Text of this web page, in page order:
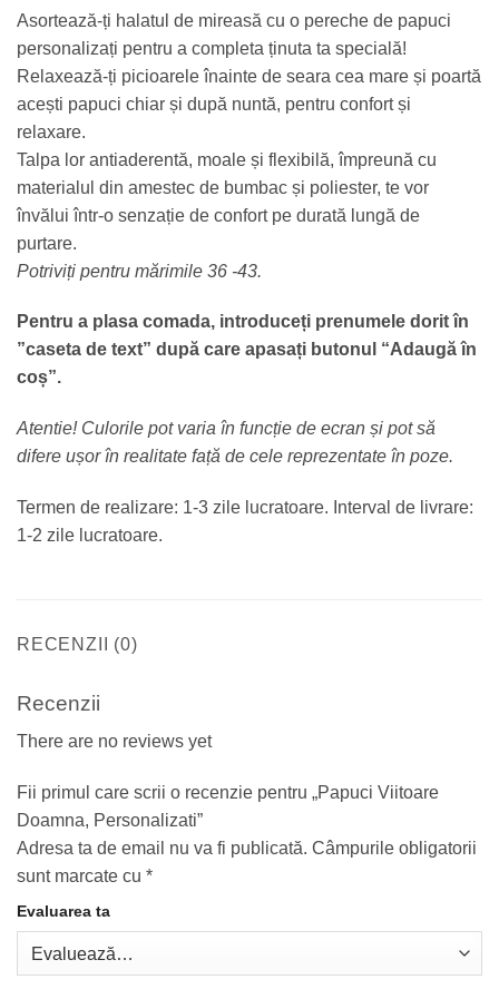
Asortează-ți halatul de mireasă cu o pereche de papuci
personalizați pentru a completa ținuta ta specială!
Relaxează-ți picioarele înainte de seara cea mare și poartă
acești papuci chiar și după nuntă, pentru confort și
relaxare.
Talpa lor antiaderentă, moale și flexibilă, împreună cu
materialul din amestec de bumbac și poliester, te vor
învălui într-o senzație de confort pe durată lungă de
purtare.
Potriviți pentru mărimile 36 -43.
Pentru a plasa comada, introduceți prenumele dorit în
”caseta de text” după care apasați butonul “Adaugă în
coș”.
Atentie! Culorile pot varia în funcție de ecran și pot să
difere ușor în realitate față de cele reprezentate în poze.
Termen de realizare: 1-3 zile lucratoare. Interval de livrare:
1-2 zile lucratoare.
RECENZII (0)
Recenzii
There are no reviews yet
Fii primul care scrii o recenzie pentru „Papuci Viitoare
Doamna, Personalizati”
Adresa ta de email nu va fi publicată. Câmpurile obligatorii
sunt marcate cu *
Evaluarea ta